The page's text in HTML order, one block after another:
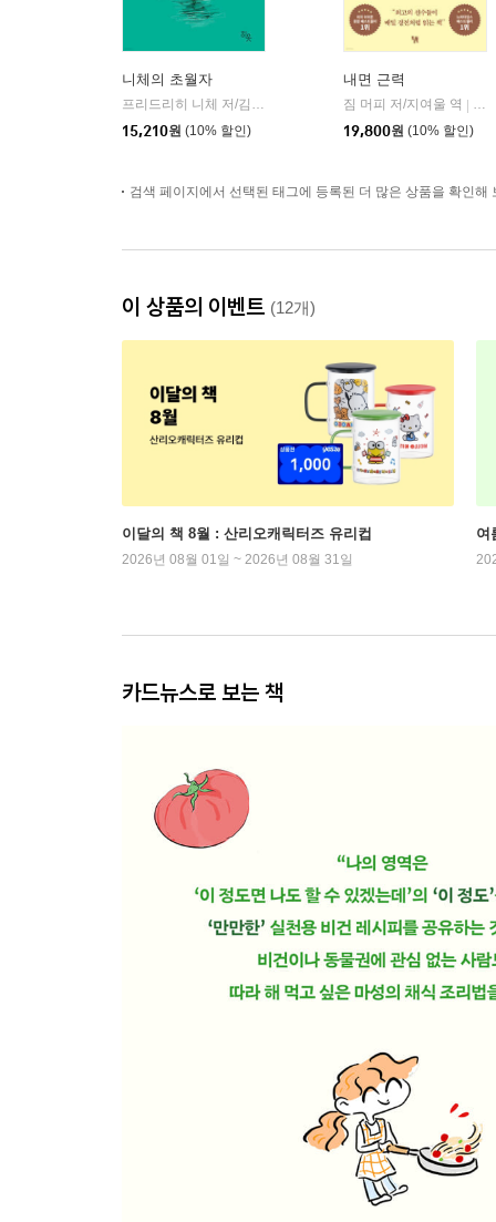
니체의 초월자
프리드리히 니체 저/김철 편역
15,210원 (10% 할인)
내면 근력
짐 머피 저/지여울 역
윌
19,800원 (10% 할인)
검색 페이지에서 선택된 태그에 등록된 더 많은 상품을 확인해
이 상품의 이벤트 (12개)
이달의 책 8월 : 산리오캐릭터즈 유리컵
2026년 08월 01일 ~ 2026년 08월 31일
여
카드뉴스로 보는 책